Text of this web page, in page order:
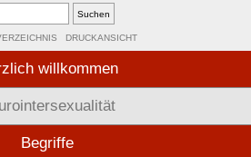
DRUCKANSICHT
willkommen
Begriffe